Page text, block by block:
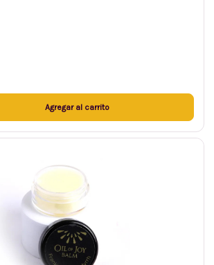
Agregar al carrito